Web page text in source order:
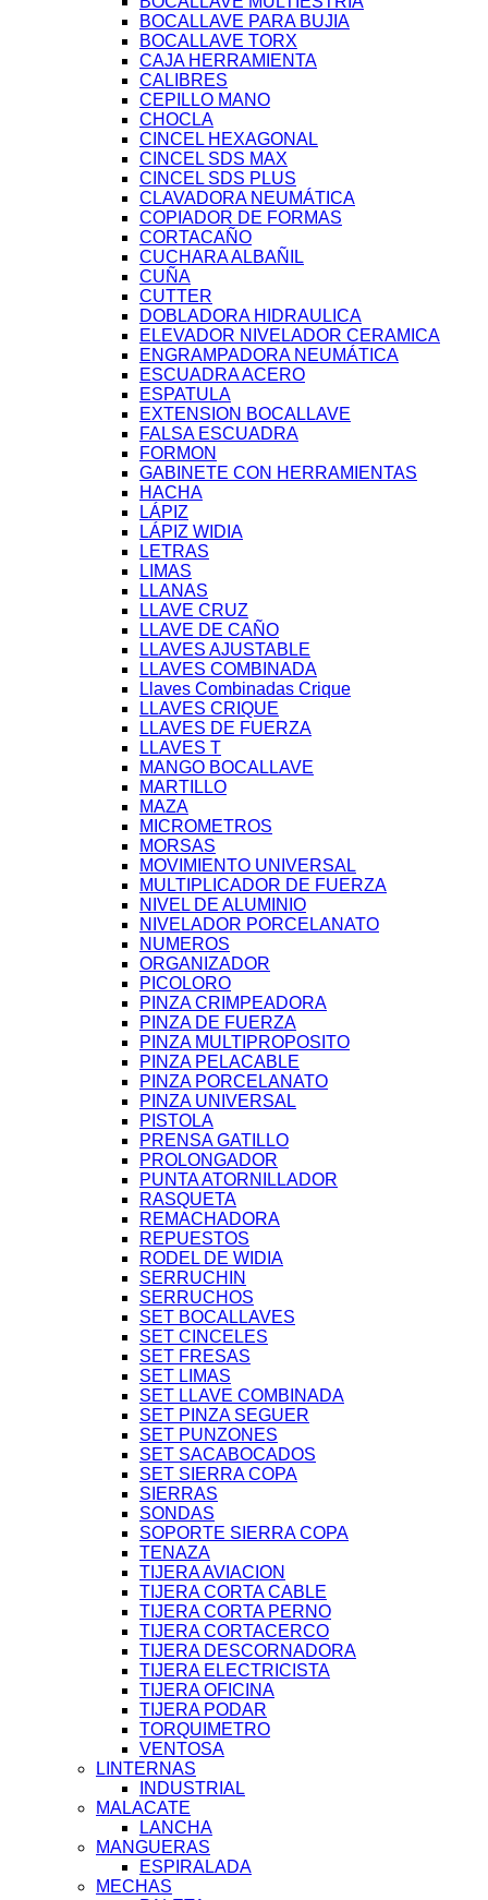
BOCALLAVE PARA BUJIA
BOCALLAVE TORX
CAJA HERRAMIENTA
CALIBRES
CEPILLO MANO
CHOCLA
CINCEL HEXAGONAL
CINCEL SDS MAX
CINCEL SDS PLUS
CLAVADORA NEUMÁTICA
COPIADOR DE FORMAS
CORTACAÑO
CUCHARA ALBAÑIL
CUÑA
CUTTER
DOBLADORA HIDRAULICA
ELEVADOR NIVELADOR CERAMICA
ENGRAMPADORA NEUMÁTICA
ESCUADRA ACERO
ESPATULA
EXTENSION BOCALLAVE
FALSA ESCUADRA
FORMON
GABINETE CON HERRAMIENTAS
HACHA
LÁPIZ
LÁPIZ WIDIA
LETRAS
LIMAS
LLANAS
LLAVE CRUZ
LLAVE DE CAÑO
LLAVES AJUSTABLE
LLAVES COMBINADA
Llaves Combinadas Crique
LLAVES CRIQUE
LLAVES DE FUERZA
LLAVES T
MANGO BOCALLAVE
MARTILLO
MAZA
MICROMETROS
MORSAS
MOVIMIENTO UNIVERSAL
MULTIPLICADOR DE FUERZA
NIVEL DE ALUMINIO
NIVELADOR PORCELANATO
NUMEROS
ORGANIZADOR
PICOLORO
PINZA CRIMPEADORA
PINZA DE FUERZA
PINZA MULTIPROPOSITO
PINZA PELACABLE
PINZA PORCELANATO
PINZA UNIVERSAL
PISTOLA
PRENSA GATILLO
PROLONGADOR
PUNTA ATORNILLADOR
RASQUETA
REMACHADORA
REPUESTOS
RODEL DE WIDIA
SERRUCHIN
SERRUCHOS
SET BOCALLAVES
SET CINCELES
SET FRESAS
SET LIMAS
SET LLAVE COMBINADA
SET PINZA SEGUER
SET PUNZONES
SET SACABOCADOS
SET SIERRA COPA
SIERRAS
SONDAS
SOPORTE SIERRA COPA
TENAZA
TIJERA AVIACION
TIJERA CORTA CABLE
TIJERA CORTA PERNO
TIJERA CORTACERCO
TIJERA DESCORNADORA
TIJERA ELECTRICISTA
TIJERA OFICINA
TIJERA PODAR
TORQUIMETRO
VENTOSA
LINTERNAS
INDUSTRIAL
MALACATE
LANCHA
MANGUERAS
ESPIRALADA
MECHAS